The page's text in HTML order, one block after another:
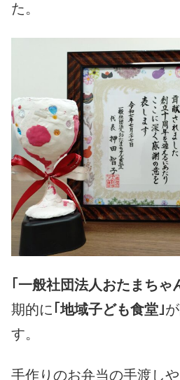
た。
｢一般社団法人おたまちゃ
期的に ｢地域子ども食堂｣
す。
手作りのお弁当の手渡し